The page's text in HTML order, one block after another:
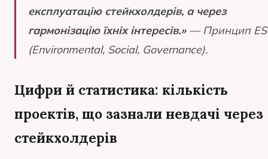
експлуатацію стейкхолдерів, а через
гармонізацію їхніх інтересів.»— Принцип
(Environmental, Social, Governance).
Цифри й статистика: кількість
проектів, що зазнали невдачі через
стейкхолдерів